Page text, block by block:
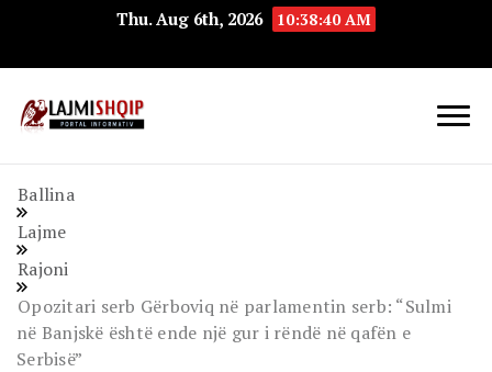
Thu. Aug 6th, 2026 10:38:41 AM
Ballina
Lajme
Rajoni
Opozitari serb Gërboviq në parlamentin serb: “Sulmi
në Banjskë është ende një gur i rëndë në qafën e
Serbisë”